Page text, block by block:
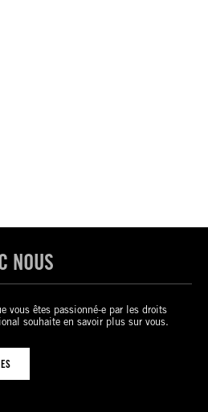
NOUS
vous êtes passionné-e par les droits
souhaite en savoir plus sur vous.